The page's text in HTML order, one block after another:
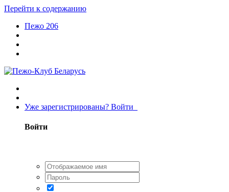
Перейти к содержанию
Пежо 206
Уже зарегистрированы? Войти
Войти